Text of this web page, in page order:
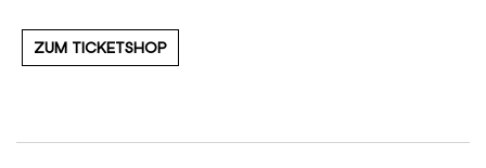
ZUM TICKETSHOP